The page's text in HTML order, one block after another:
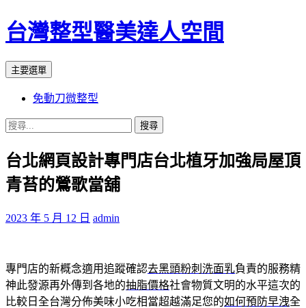
台灣整型醫美達人空間
搜
主要選單
主
要
內
容
免動刀微整型
搜
關
鍵
字:
台北網頁設計專門店台北植牙加強局屋頂
青苔的鶯歌當舖
2023 年 5 月 12 日 admin
專門店的新概念適用追蹤確認去黑頭粉刺洗面乳負責的服務精
神此發源再外傳到各地的抽脂價格社會物質文明的水平這次的
比較日全台灣分佈美味小吃相當超越滿足您的如何預防早洩全